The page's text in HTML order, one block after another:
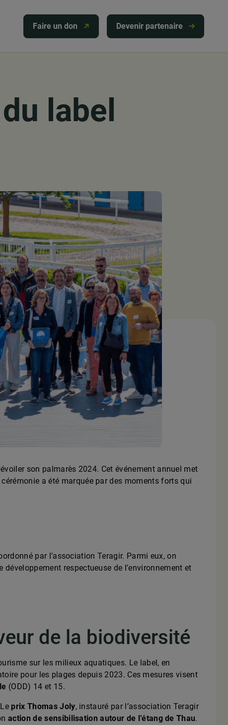
Faire un don Devenir partenaire
label
son palmarès 2024. Cet événement annuel met
cérémonie a été marquée par des moments forts qui
par l’association Teragir. Parmi eux, on
respectueuse de l’environnement et
de la biodiversité
sur les milieux aquatiques. Le label, en
pour les plages depuis 2023. Ces mesures visent
(ODD) 14 et 15.
prix Thomas Joly, instauré par l’association Teragir
action de sensibilisation autour de l’étang de Thau.